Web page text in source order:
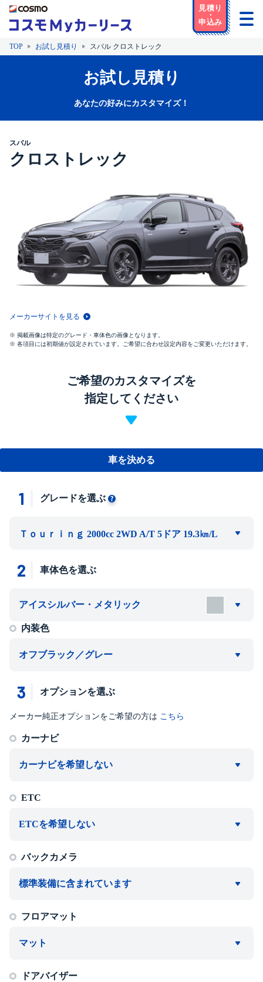
TOP お試し見積り スバル クロストレック
お試し見積り
あなたの好みにカスタマイズ！
スバル
クロストレック
メーカーサイトを見る
掲載画像は特定のグレード・車体色の画像となります。
各項目には初期値が設定されています。ご希望に合わせ設定内容をご変更いただけます。
ご希望のカスタマイズを
指定してください
車を決める
1 グレードを選ぶ
Ｔｏｕｒｉｎｇ 2000cc 2WD A/T 5ドア 19.3㎞/L
2 車体色を選ぶ
アイスシルバー・メタリック
内装色
オフブラック／グレー
3 オプションを選ぶ
メーカー純正オプションをご希望の方は こちら
カーナビ
カーナビを希望しない
ETC
ETCを希望しない
バックカメラ
標準装備に含まれています
フロアマット
マット
ドアバイザー